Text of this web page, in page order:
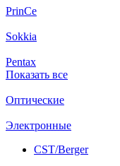
PrinCe
Sokkia
Pentax
Показать все
Оптические
Электронные
CST/Berger